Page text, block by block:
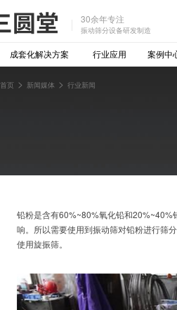
30余年专注
振动筛分设备研发制造
成套化解决方案 行业应用 案例中
首页 > 新闻媒体 > 行业新闻
铅粉是含有60%~80%氧化铅和20%~40%
响。所以需要使用到振动筛对铅粉进行筛
使用旋振筛。